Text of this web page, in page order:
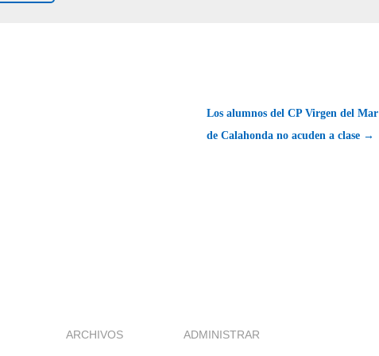
Los alumnos del CP Virgen del Mar
de Calahonda no acuden a clase →
ARCHIVOS ADMINISTRAR